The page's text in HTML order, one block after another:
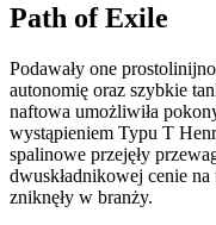
Path of Exile
Podawały one
autonomię oraz szybkie
naftowa umożliwiła
wystąpieniem Typu T
spalinowe przejęły
dwuskładnikowej cenie
zniknęły w branży.